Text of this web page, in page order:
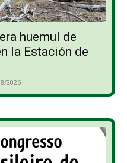
huemul de
la Estación de
2026